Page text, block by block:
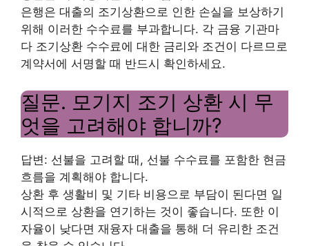
은행은 대출의 조기상환으로 인한 손실을 보상하기
위해 이러한 수수료를 부과합니다. 각 금융 기관마
다 조기상환 수수료에 대한 금리와 조건이 다르므로
계약서에 서명할 때 반드시 확인하세요.
질문. 모기지 조기 상환 시 무
엇을 고려해야 합니까?
답변: 선불을 고려할 때, 선불 수수료를 포함한 현금
흐름을 계획해야 합니다.
상환 후 생활비 및 기타 비용으로 부담이 된다면 일
시적으로 상환을 연기하는 것이 좋습니다. 또한 이
자율이 낮다면 재융자 대출을 통해 더 유리한 조건